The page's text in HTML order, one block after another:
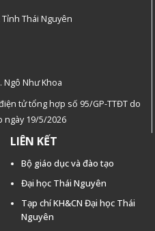
Thái Nguyên
Ngô Như Khoa
tử tổng hợp số 95/GP-TTĐT do
ngày 19/5/2026
LIÊN KẾT
Bộ giáo dục và đào tạo
Đại học Thái Nguyên
Tạp chí KH&CN Đại học Thái
Nguyên